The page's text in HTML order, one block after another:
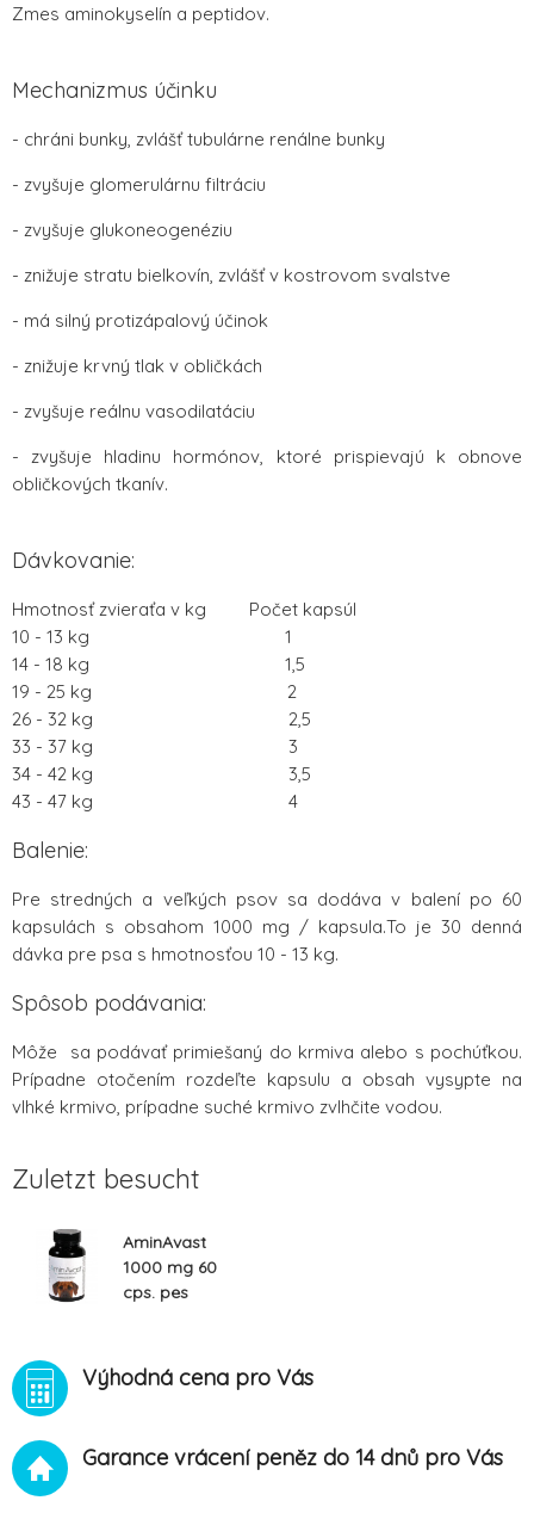
Zmes aminokyselín a peptidov.
Mechanizmus účinku
- chráni bunky, zvlášť tubulárne renálne bunky
- zvyšuje glomerulárnu filtráciu
- zvyšuje glukoneogenéziu
- znižuje stratu bielkovín, zvlášť v kostrovom svalstve
- má silný protizápalový účinok
- znižuje krvný tlak v obličkách
- zvyšuje reálnu vasodilatáciu
- zvyšuje hladinu hormónov, ktoré prispievajú k obnove
obličkových tkanív.
Dávkovanie:
Hmotnosť zvieraťa v kg Počet kapsúl
10 - 13 kg 1
14 - 18 kg 1,5
19 - 25 kg 2
26 - 32 kg 2,5
33 - 37 kg 3
34 - 42 kg 3,5
43 - 47 kg 4
Balenie:
Pre stredných a veľkých psov sa dodáva v balení po 60
kapsulách s obsahom 1000 mg / kapsula.To je 30 denná
dávka pre psa s hmotnosťou 10 - 13 kg.
Spôsob podávania:
Môže sa podávať primiešaný do krmiva alebo s pochúťkou.
Prípadne otočením rozdeľte kapsulu a obsah vysypte na
vlhké krmivo, prípadne suché krmivo zvlhčite vodou.
Zuletzt besucht
AminAvast
1000 mg 60
cps. pes
Výhodná cena pro Vás
Garance vrácení peněz do 14 dnů pro Vás